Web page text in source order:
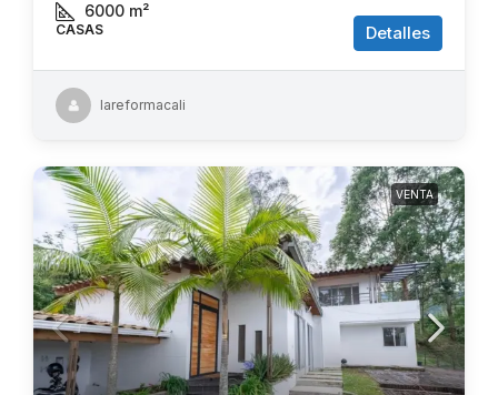
6000 m²
CASAS Detalles
lareformacali
VENTA